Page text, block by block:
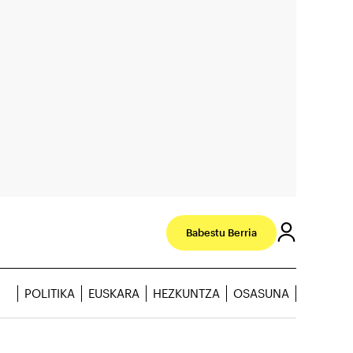
Babestu Berria
POLITIKA EUSKARA HEZKUNTZA OSASUNA